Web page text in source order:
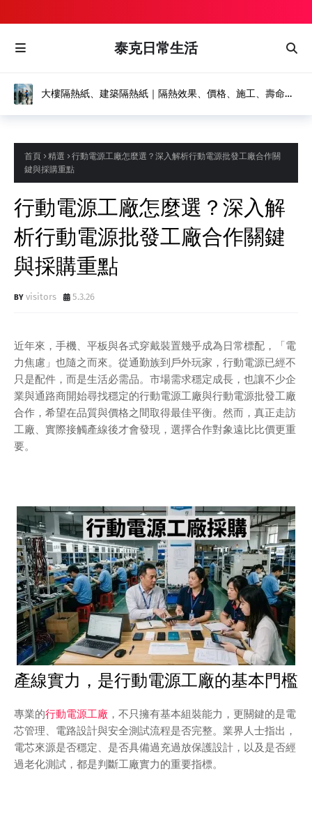
泰克日常生活
大樓隔熱紙、建築隔熱紙｜隔熱效果、價格、施工、壽命，
首頁 精選
行動電源工廠怎麼選？深入解析行動電源批發工廠合作關
鍵與採購重點
行動電源工廠怎麼選？深入解
析行動電源批發工廠合作關鍵
與採購重點
visitors 5.3.26
近年來，手機、平板與各式穿戴裝置幾乎成為日常標配，「電
力焦慮」也隨之而來。從通勤族到戶外玩家，行動電源已經不
只是配件，而是生活必需品。市場需求穩定成長，也讓不少企
業與通路商開始尋找穩定的行動電源工廠與行動電源批發工廠
合作，希望在品質與價格之間取得最佳平衡。然而，真正走訪
工廠、實際接觸產線後才會發現，選擇合作對象遠比比價更重
要。
產線實力，是行動電源工廠的基本門檻
專業的行動電源工廠 ，不只擁有基本組裝能力，更關鍵的是電
芯管理、電路設計與安全測試流程是否完整。業界人士指出，
電芯來源是否穩定、是否具備過充過放保護設計，以及是否經
過老化測試，都是判斷工廠實力的重要指標。